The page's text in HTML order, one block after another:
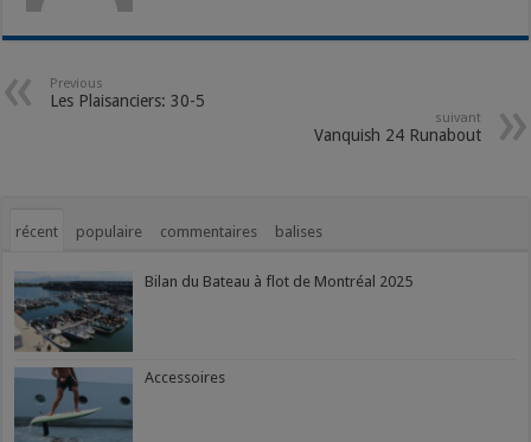
Previous
Les Plaisanciers: 30-5
suivant
Vanquish 24 Runabout
récent populaire commentaires balises
Bilan du Bateau à flot de Montréal 2025
Accessoires